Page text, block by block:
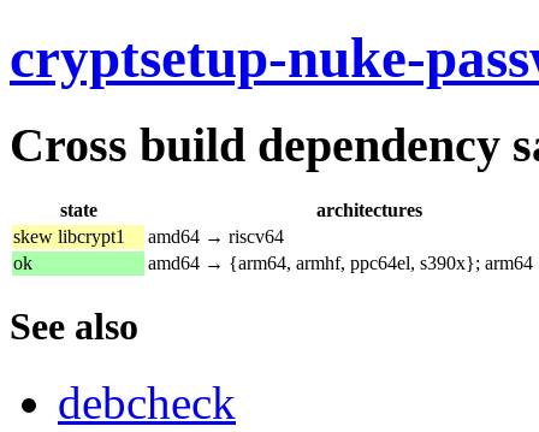
cryptsetup-nuke-
Cross build dependency
state
architectures
skew libcrypt1
amd64 → riscv64
ok
amd64 → {arm64, armhf, ppc64el, s390x};
See also
debcheck